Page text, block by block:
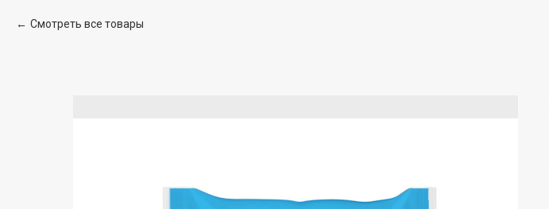
Смотреть все товары